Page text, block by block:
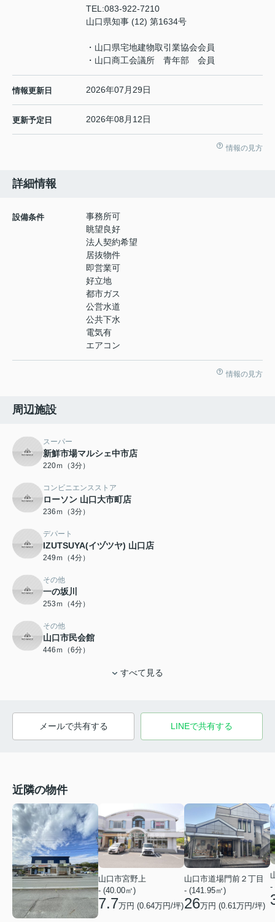
TEL:083-922-7210
山口県知事 (12) 第1634号
・山口県宅地建物取引業協会会員
・山口商工会議所 青年部 会員
情報更新日 2026年07月29日
更新予定日 2026年08月12日
情報の見方
詳細情報
設備条件
事務所可
眺望良好
法人契約希望
居抜物件
即営業可
好立地
都市ガス
公営水道
公共下水
電気有
エアコン
情報の見方
周辺施設
スーパー
新鮮市場マルシェ中市店
220ｍ（3分）
コンビニエンスストア
ローソン 山口大市町店
236ｍ（3分）
デパート
IZUTSUYA(イヅツヤ) 山口店
249ｍ（4分）
その他
一の坂川
253ｍ（4分）
その他
山口市民会館
446ｍ（6分）
すべて見る
メールで共有する LINEで共有する
近隣の物件
山口市宮野上
- (40.00㎡)
7.7万円 (0.64万円/坪)
山口市道場門前２丁目
- (141.95㎡)
26万円 (0.61万円/坪)
-